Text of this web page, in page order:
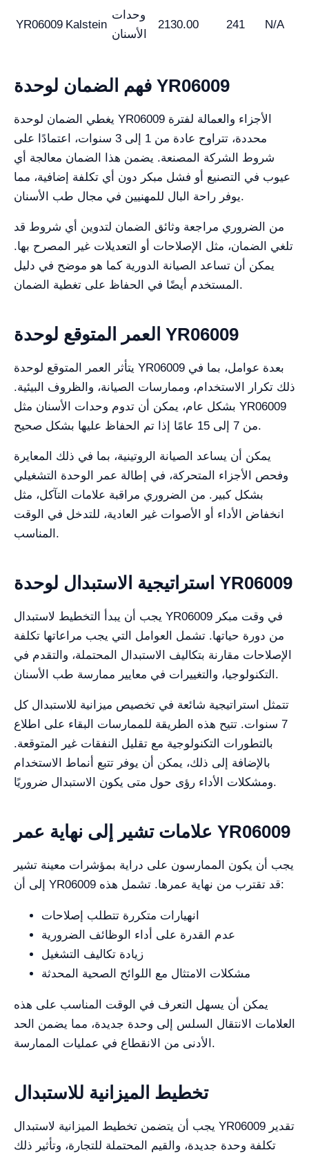
YR06009 Kalstein
وحدات
الأسنان
2130.00 241 N/A
فهم الضمان لوحدة YR06009
يغطي الضمان لوحدة YR06009 الأجزاء والعمالة لفترة
محددة، تتراوح عادة من 1 إلى 3 سنوات، اعتمادًا على
شروط الشركة المصنعة. يضمن هذا الضمان معالجة أي
عيوب في التصنيع أو فشل مبكر دون أي تكلفة إضافية، مما
يوفر راحة البال للمهنيين في مجال طب الأسنان.
من الضروري مراجعة وثائق الضمان لتدوين أي شروط قد
تلغي الضمان، مثل الإصلاحات أو التعديلات غير المصرح بها.
يمكن أن تساعد الصيانة الدورية كما هو موضح في دليل
المستخدم أيضًا في الحفاظ على تغطية الضمان.
العمر المتوقع لوحدة YR06009
يتأثر العمر المتوقع لوحدة YR06009 بعدة عوامل، بما في
ذلك تكرار الاستخدام، وممارسات الصيانة، والظروف البيئية.
بشكل عام، يمكن أن تدوم وحدات الأسنان مثل YR06009
من 7 إلى 15 عامًا إذا تم الحفاظ عليها بشكل صحيح.
يمكن أن يساعد الصيانة الروتينية، بما في ذلك المعايرة
وفحص الأجزاء المتحركة، في إطالة عمر الوحدة التشغيلي
بشكل كبير. من الضروري مراقبة علامات التآكل، مثل
انخفاض الأداء أو الأصوات غير العادية، للتدخل في الوقت
المناسب.
استراتيجية الاستبدال لوحدة YR06009
يجب أن يبدأ التخطيط لاستبدال YR06009 في وقت مبكر
من دورة حياتها. تشمل العوامل التي يجب مراعاتها تكلفة
الإصلاحات مقارنة بتكاليف الاستبدال المحتملة، والتقدم في
التكنولوجيا، والتغييرات في معايير ممارسة طب الأسنان.
تتمثل استراتيجية شائعة في تخصيص ميزانية للاستبدال كل
7 سنوات. تتيح هذه الطريقة للممارسات البقاء على اطلاع
بالتطورات التكنولوجية مع تقليل النفقات غير المتوقعة.
بالإضافة إلى ذلك، يمكن أن يوفر تتبع أنماط الاستخدام
ومشكلات الأداء رؤى حول متى يكون الاستبدال ضروريًا.
علامات تشير إلى نهاية عمر YR06009
يجب أن يكون الممارسون على دراية بمؤشرات معينة تشير
إلى أن YR06009 قد تقترب من نهاية عمرها. تشمل هذه:
انهيارات متكررة تتطلب إصلاحات
عدم القدرة على أداء الوظائف الضرورية
زيادة تكاليف التشغيل
مشكلات الامتثال مع اللوائح الصحية المحدثة
يمكن أن يسهل التعرف في الوقت المناسب على هذه
العلامات الانتقال السلس إلى وحدة جديدة، مما يضمن الحد
الأدنى من الانقطاع في عمليات الممارسة.
تخطيط الميزانية للاستبدال
يجب أن يتضمن تخطيط الميزانية لاستبدال YR06009 تقدير
تكلفة وحدة جديدة، والقيم المحتملة للتجارة، وتأثير ذلك